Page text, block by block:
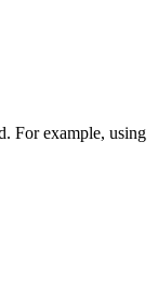
For example, using